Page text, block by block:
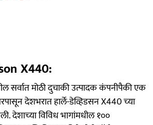
X440:
सर्वात मोठी दुचाकी उत्पादक कंपनीपैकी एक
देशभरात हार्ले-डेव्हिडसन X440 च्‍या
देशाच्‍या विविध भागांमधील १००